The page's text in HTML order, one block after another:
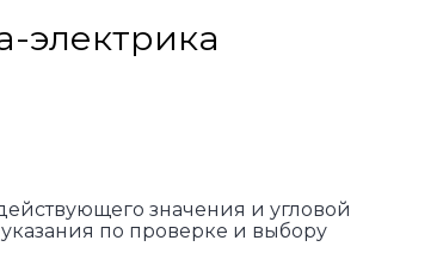
электрика
значения и угловой
по проверке и выбору